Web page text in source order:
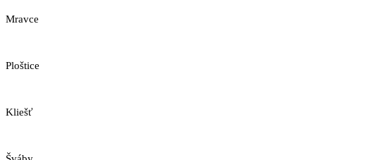
Mravce
Ploštice
Kliešť